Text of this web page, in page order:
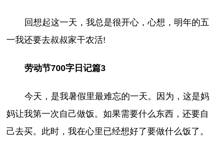
回想起这一天，我总是很开心，心想，明年的五
一我还要去叔叔家干农活!
劳动节700字日记篇3
今天，是我暑假里最难忘的一天。因为，这是妈
妈让我第一次自己做饭。如果需要什么东西，还要自
己去买。此时，我在心里已经想好了要做什么饭了。